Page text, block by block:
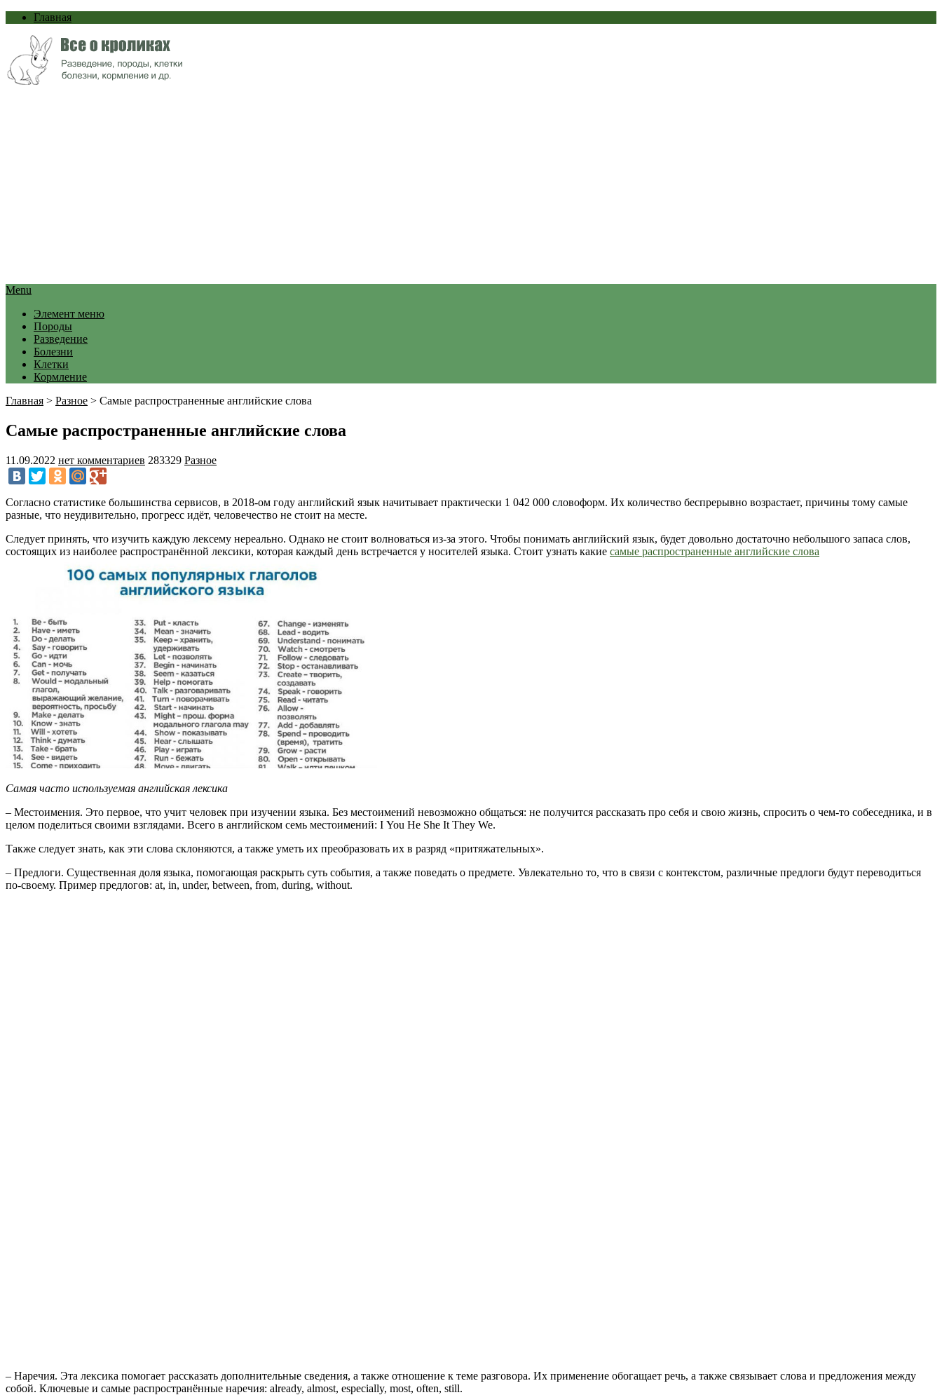
Главная
Menu
Элемент меню
Породы
Разведение
Болезни
Клетки
Кормление
Главная > Разное > Самые распространенные английские слова
Самые распространенные английские слова
11.09.2022 нет комментариев 283329 Разное
Согласно статистике большинства сервисов, в 2018-ом году английский язык начитывает практически 1 042 000 словоформ. Их количество беспрерывно возрастает, причины тому самые
разные, что неудивительно, прогресс идёт, человечество не стоит на месте.
Следует принять, что изучить каждую лексему нереально. Однако не стоит волноваться из-за этого. Чтобы понимать английский язык, будет довольно достаточно небольшого запаса слов,
состоящих из наиболее распространённой лексики, которая каждый день встречается у носителей языка. Стоит узнать какие самые распространенные английские слова
Самая часто используемая английская лексика
– Местоимения. Это первое, что учит человек при изучении языка. Без местоимений невозможно общаться: не получится рассказать про себя и свою жизнь, спросить о чем-то собеседника, и в
целом поделиться своими взглядами. Всего в английском семь местоимений: I You He She It They We.
Также следует знать, как эти слова склоняются, а также уметь их преобразовать их в разряд «притяжательных».
– Предлоги. Существенная доля языка, помогающая раскрыть суть события, а также поведать о предмете. Увлекательно то, что в связи с контекстом, различные предлоги будут переводиться
по-своему. Пример предлогов: at, in, under, between, from, during, without.
– Наречия. Эта лексика помогает рассказать дополнительные сведения, а также отношение к теме разговора. Их применение обогащает речь, а также связывает слова и предложения между
собой. Ключевые и самые распространённые наречия: already, almost, especially, most, often, still.